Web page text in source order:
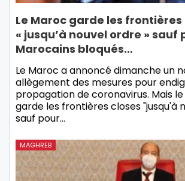
Le Maroc garde les frontières
« jusqu’à nouvel ordre » sauf
Marocains bloqués…
Le Maroc a annoncé dimanche un
allègement des mesures pour
propagation de coronavirus. Mais
garde les frontières closes "jusqu'à
sauf pour…
MAGHREB